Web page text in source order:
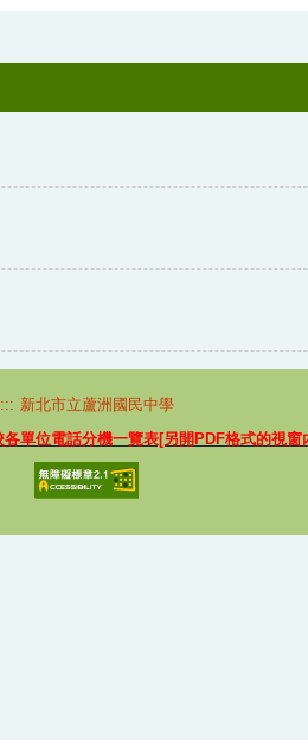
::: 新北市立蘆洲國民中學
各單位電話分機一覽表[另開PDF格式的視窗